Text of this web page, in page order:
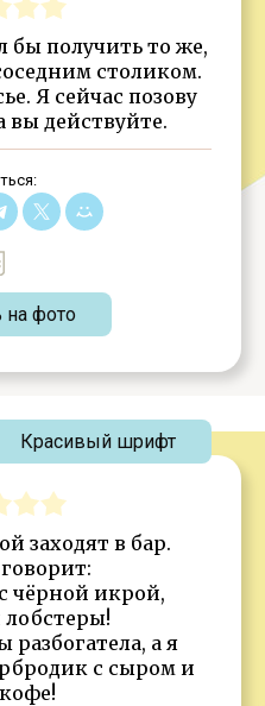
получить то же,
столиком.
Я сейчас позову
вы действуйте.
на фото
заходят в бар.
чёрной икрой,
а я
с сыром и
Красивый шрифт